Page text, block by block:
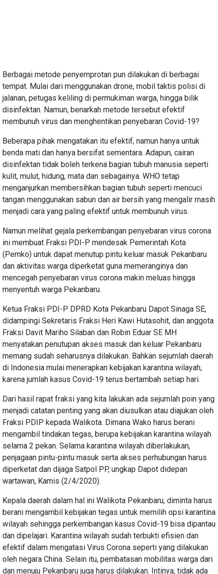
Berbagai metode penyemprotan pun dilakukan di berbagai
tempat. Mulai dari menggunakan drone, mobil taktis polisi di
jalanan, petugas keliling di permukiman warga, hingga bilik
disinfektan. Namun, benarkah metode tersebut efektif
membunuh virus dan menghentikan penyebaran Covid-19?
Beberapa pihak mengatakan itu efektif, namun hanya untuk
benda mati dan hanya bersifat sementara. Adapun, cairan
disinfektan tidak boleh terkena bagian tubuh manusia seperti
kulit, mulut, hidung, mata dan sebagainya. WHO tetap
menganjurkan membersihkan bagian tubuh seperti mencuci
tangan menggunakan sabun dan air bersih yang mengalir masih
menjadi cara yang paling efektif untuk membunuh virus.
Namun melihat gejala perkembangan penyebaran virus corona
ini membuat Fraksi PDI-P mendesak Pemerintah Kota
(Pemko) untuk dapat menutup pintu keluar masuk Pekanbaru
dan aktivitas warga diperketat guna memeranginya dan
mencegah penyebaran virus corona makin meluas hingga
menyentuh warga Pekanbaru.
Ketua Fraksi PDI-P DPRD Kota Pekanbaru Dapot Sinaga SE,
didampingi Sekretaris Fraksi Heri Kawi Hutasohit, dan anggota
Fraksi Davit Mariho Silaban dan Robin Eduar SE MH
menyatakan penutupan akses masuk dan keluar Pekanbaru
memang sudah seharusnya dilakukan. Bahkan sejumlah daerah
di Indonesia mulai menerapkan kebijakan karantina wilayah,
karena jumlah kasus Covid-19 terus bertambah setiap hari.
Dari hasil rapat fraksi yang kita lakukan ada sejumlah poin yang
menjadi catatan penting yang akan diusulkan atau diajukan oleh
Fraksi PDIP kepada Walikota. Dimana Wako harus berani
mengambil tindakan tegas, berupa kebijakan karantina wilayah
selama 2 pekan. Selama karantina wilayah diberlakukan,
penjagaan pintu-pintu masuk serta akses perhubungan harus
diperketat dan dijaga Satpol PP, ungkap Dapot didepan
wartawan, Kamis (2/4/2020).
Kepala daerah dalam hal ini Walikota Pekanbaru, diminta harus
berani mengambil kebijakan tegas untuk memilih opsi karantina
wilayah sehingga perkembangan kasus Covid-19 bisa dipantau
dan dipelajari. Karantina wilayah sudah terbukti efisien dan
efektif dalam mengatasi Virus Corona seperti yang dilakukan
oleh negara China. Selain itu, pembatasan mobilitas warga dari
dan menuju Pekanbaru juga harus dilakukan. Intinya, tidak ada